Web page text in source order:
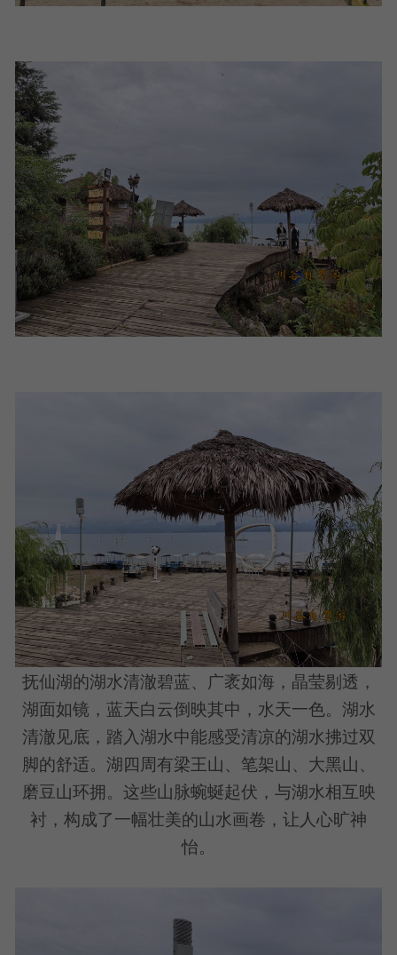
抚仙湖的湖水清澈碧蓝、广袤如海，晶莹剔透，
湖面如镜，蓝天白云倒映其中，水天一色。湖水
清澈见底，踏入湖水中能感受清凉的湖水拂过双
脚的舒适。湖四周有梁王山、笔架山、大黑山、
磨豆山环拥。这些山脉蜿蜒起伏，与湖水相互映
衬，构成了一幅壮美的山水画卷，让人心旷神
怡。